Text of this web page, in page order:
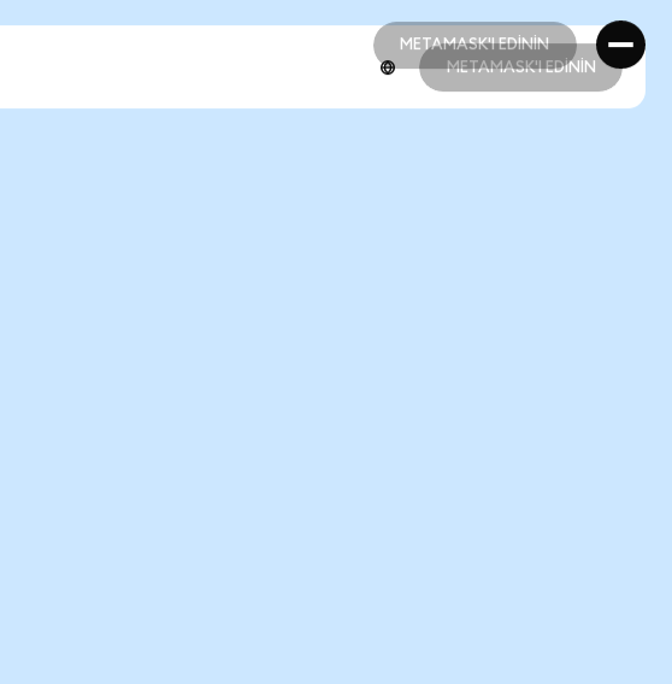
METAMASK'I EDİNİN
METAMASK'I EDİNİN
METAMASK'I EDİNİN